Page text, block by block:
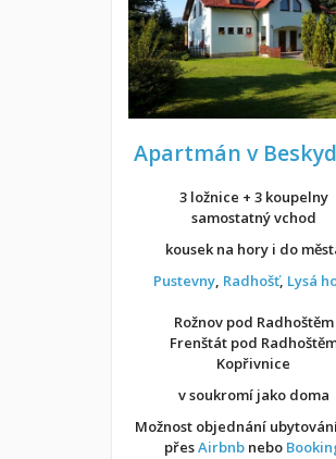
Apartmán v
3 ložnice + 3 koupelny
samostatný vchod
kousek na hory i do
Pustevny, Radhošť, Lysá
Rožnov pod Radhoštěm
Frenštát pod
Kopřivnice
v soukromí jako doma
Možnost objednání
přesAirbnb nebo